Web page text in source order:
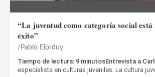
“La juventud como categoría social está
éxito”
Pablo Elorduy
Tiempo de lectura: 9 minutosEntrevista a
especialista en culturas juveniles. La cultura